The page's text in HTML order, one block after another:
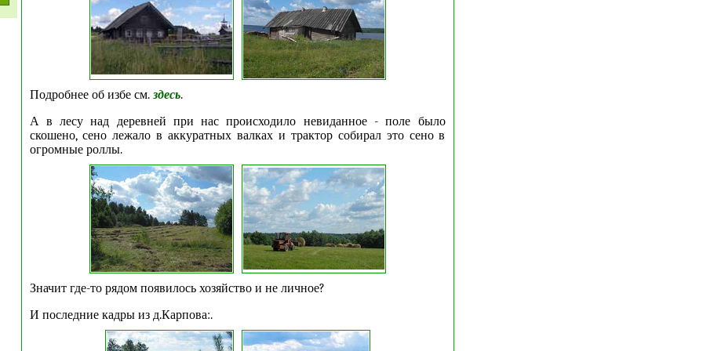
Подробнее об избе см.здесь.
А в лесу над деревней при нас происходило невиданное - поле было
скошено, сено лежало в аккуратных валках и трактор собирал это сено в
огромные роллы.
Значит где-то рядом появилось хозяйство и не личное?
И последние кадры из д.Карпова:.